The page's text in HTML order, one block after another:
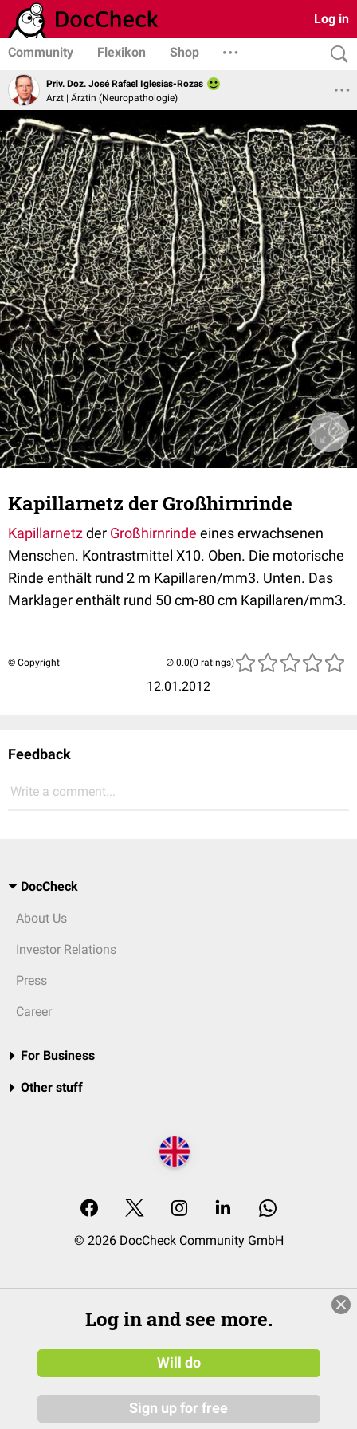
Log in
Community Flexikon Shop
Priv. Doz. José Rafael Iglesias-Rozas
Arzt | Ärztin (Neuropathologie)
Kapillarnetz der Großhirnrinde
Kapillarnetzder Großhirnrinde eines erwachsenen
Menschen. Kontrastmittel X10. Oben. Die motorische
Rinde enthält rund 2 m Kapillaren/mm3. Unten. Das
Marklager enthält rund 50 cm-80 cm Kapillaren/mm3.
© Copyright
12.01.2012
(0 ratings)
Feedback
Write a comment...
DocCheck
About Us
Investor Relations
Press
Career
For Business
Other stuff
© 2026 DocCheck Community GmbH
Log in and see more.
Will do
Sign up for free